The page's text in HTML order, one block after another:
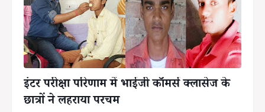
इंटर परीक्षा परिणाम में भाईजी कॉमर्स क्लासेज के
छात्रों ने लहराया परचम